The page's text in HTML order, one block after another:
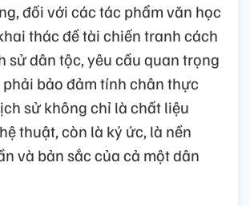
đối với các tác phẩm văn học
thác đề tài chiến tranh cách
sử dân tộc, yêu cầu quan trọng
bảo đảm tính chân thực
sử không chỉ là chất liệu
thuật, còn là ký ức, là nền
và bản sắc của cả một dân